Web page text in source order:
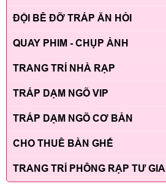
ĐỘI BÊ ĐỠ TRÁP ĂN HỎI
QUAY PHIM - CHỤP ẢNH
TRANG TRÍ NHÀ RẠP
TRÁP DẠM NGÕ VIP
TRÁP DẠM NGÕ CƠ BẢN
CHO THUÊ BÀN GHẾ
TRANG TRÍ PHÔNG RẠP TƯ GIA